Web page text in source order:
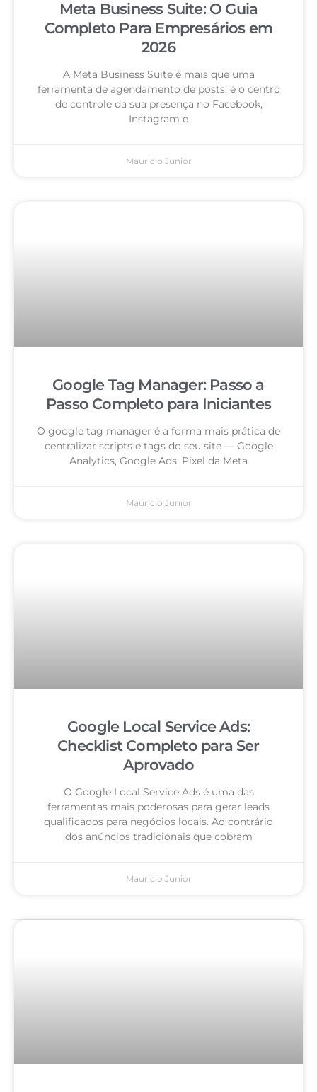
Meta Business Suite: O Guia
Completo Para Empresários em
2026
A Meta Business Suite é mais que uma
ferramenta de agendamento de posts: é o centro
de controle da sua presença no Facebook,
Instagram e
Mauricio Junior
Google Tag Manager: Passo a
Passo Completo para Iniciantes
O google tag manager é a forma mais prática de
centralizar scripts e tags do seu site — Google
Analytics, Google Ads, Pixel da Meta
Mauricio Junior
Google Local Service Ads:
Checklist Completo para Ser
Aprovado
O Google Local Service Ads é uma das
ferramentas mais poderosas para gerar leads
qualificados para negócios locais. Ao contrário
dos anúncios tradicionais que cobram
Mauricio Junior